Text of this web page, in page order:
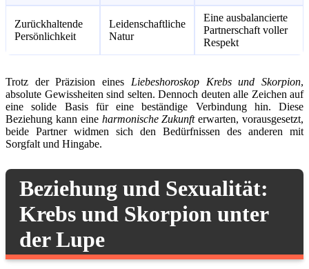
Zurückhaltende
Persönlichkeit
Leidenschaftliche
Natur
Eine ausbalancierte
Partnerschaft voller
Respekt
Trotz der Präzision eines Liebeshoroskop Krebs und Skorpion,
absolute Gewissheiten sind selten. Dennoch deuten alle Zeichen auf
eine solide Basis für eine beständige Verbindung hin. Diese
Beziehung kann eine harmonische Zukunfterwarten, vorausgesetzt,
beide Partner widmen sich den Bedürfnissen des anderen mit
Sorgfalt und Hingabe.
Beziehung und Sexualität:
Krebs und Skorpion unter
der Lupe